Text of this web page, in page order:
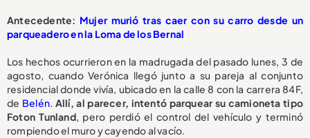
Antecedente: Mujer murió tras caer con su carro desde un
parqueadero en la Loma de los Bernal
Los hechos ocurrieron en la madrugada del pasado lunes, 3 de
agosto, cuando Verónica llegó junto a su pareja al conjunto
residencial donde vivía, ubicado en la calle 8 con la carrera 84F,
de Belén. Allí, al parecer, intentó parquear su camioneta tipo
Foton Tunland, pero perdió el control del vehículo y terminó
rompiendo el muro y cayendo al vacío.